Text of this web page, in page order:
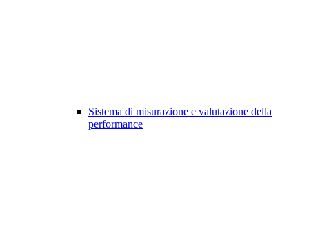
Sistema di misurazione e valutazione della
performance